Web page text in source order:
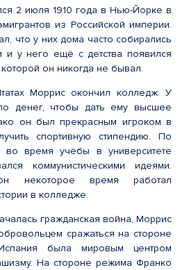
2 июля 1910 года в Нью-Йорке в
из Российской империи.
что у них дома часто собирались
и у него ещё с детства появился
он никогда не бывал.
Моррис окончил колледж. У
денег, чтобы дать ему высшее
он был прекрасным игроком в
спортивную стипендию. По
во время учёбы в университете
коммунистическими идеями.
некоторое время работал
в колледже.
гражданская война, Моррис
сражаться на стороне
была мировым центром
На стороне режима Франко